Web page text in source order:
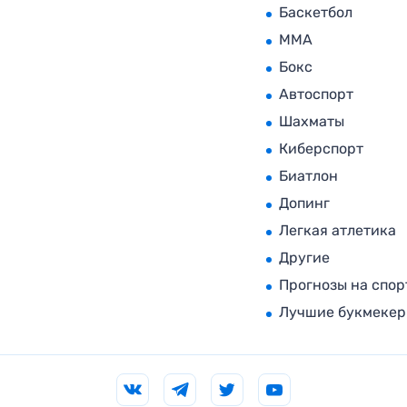
Баскетбол
MMA
Бокс
Автоспорт
Шахматы
Киберспорт
Биатлон
Допинг
Легкая атлетика
Другие
Прогнозы на
Лучшие